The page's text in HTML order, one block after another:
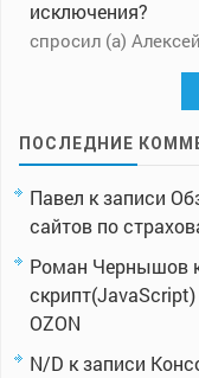
исключения?
спросил (а) Алексей
ПОСЛЕДНИЕ
Павел к записи
сайтов по
Роман Чернышов
OZON
N/D к записи